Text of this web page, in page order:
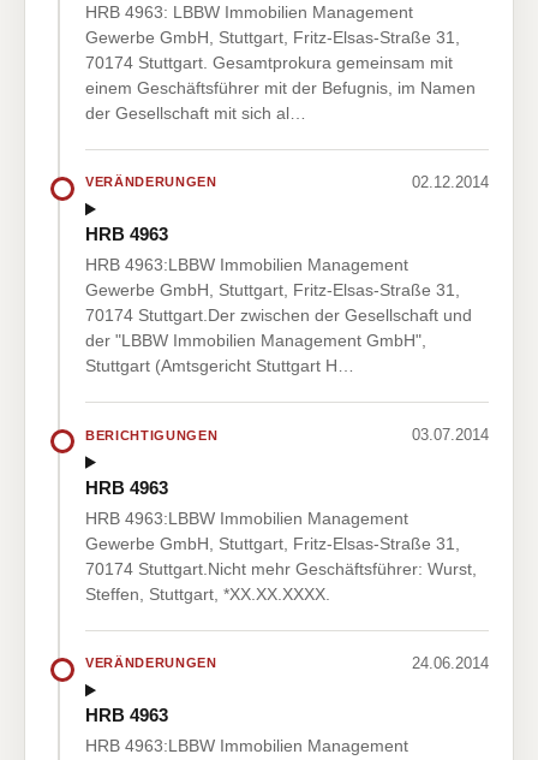
HRB 4963: LBBW Immobilien Management
Gewerbe GmbH, Stuttgart, Fritz-Elsas-Straße 31,
70174 Stuttgart. Gesamtprokura gemeinsam mit
einem Geschäftsführer mit der Befugnis, im Namen
der Gesellschaft mit sich al…
VERÄNDERUNGEN 02.12.2014
HRB 4963
HRB 4963:LBBW Immobilien Management
Gewerbe GmbH, Stuttgart, Fritz-Elsas-Straße 31,
70174 Stuttgart.Der zwischen der Gesellschaft und
der "LBBW Immobilien Management GmbH",
Stuttgart (Amtsgericht Stuttgart H…
BERICHTIGUNGEN 03.07.2014
HRB 4963
HRB 4963:LBBW Immobilien Management
Gewerbe GmbH, Stuttgart, Fritz-Elsas-Straße 31,
70174 Stuttgart.Nicht mehr Geschäftsführer: Wurst,
Steffen, Stuttgart, *XX.XX.XXXX.
VERÄNDERUNGEN 24.06.2014
HRB 4963
HRB 4963:LBBW Immobilien Management